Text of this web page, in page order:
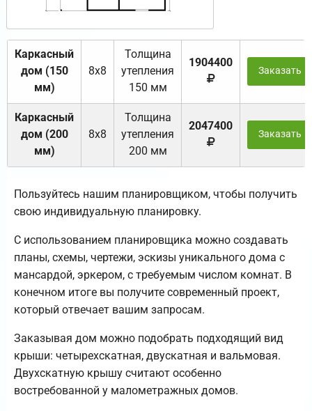
Каркасный
дом (150
мм)
8х8
Толщина
утепления
150 мм
1904400
Заказать
Каркасный
дом (200
мм)
8х8
Толщина
утепления
200 мм
2047400
Заказать
Пользуйтесь нашим планировщиком, чтобы получить
свою индивидуальную планировку.
С использованием планировщика можно создавать
планы, схемы, чертежи, эскизы уникального дома с
мансардой, эркером, с требуемым числом комнат. В
конечном итоге вы получите современный проект,
который отвечает вашим запросам.
Заказывая дом можно подобрать подходящий вид
крыши: четырехскатная, двускатная и вальмовая.
Двухскатную крышу считают особенно
востребованной у малометражных домов.